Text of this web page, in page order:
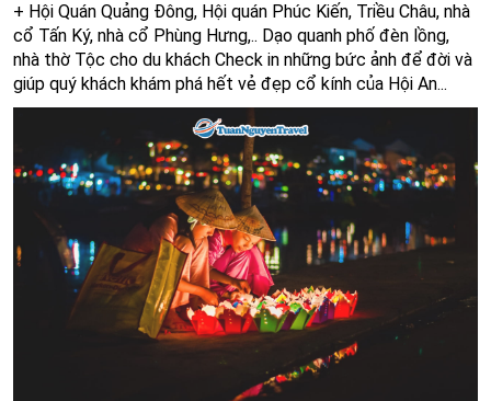
+ Hội Quán Quảng Đông, Hội quán Phúc Kiến, Triều Châu, nhà
cổ Tấn Ký, nhà cổ Phùng Hưng,.. Dạo quanh phố đèn lồng,
nhà thờ Tộc cho du khách Check in những bức ảnh để đời và
giúp quý khách khám phá hết vẻ đẹp cổ kính của Hội An...